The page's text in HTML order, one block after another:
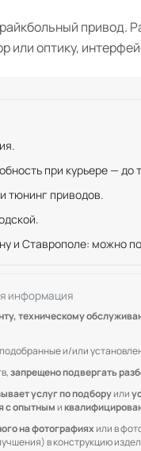
привод.
или оптику,
при курьере — до
тюнинг приводов.
и Ставрополе: можно
информация
техническому
и/или
запрещено подвергать
услуг по подборуили
с опытными
на фотографияхили в
в конструкцию